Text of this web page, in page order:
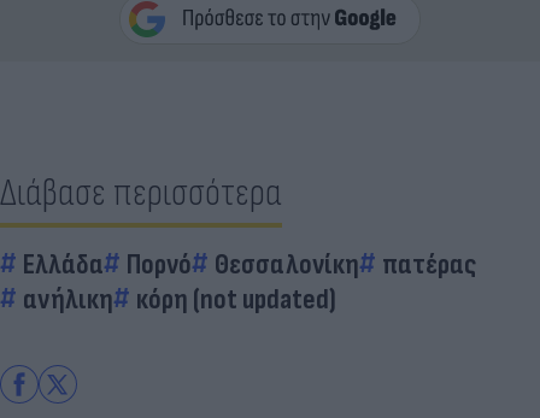
Διάβασε περισσότερα
Ελλάδα Πορνό Θεσσαλονίκη
πατέρας
ανήλικη
κόρη (not updated)